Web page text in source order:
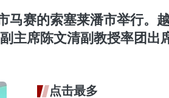
马赛的索塞莱潘市举行。
主席陈文清副教授率团出
点击最多